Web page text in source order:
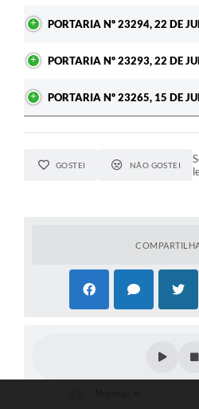
PORTARIA Nº 23294, 22 DE
PORTARIA Nº 23293, 22 DE
PORTARIA Nº 23265, 15 DE
GOSTEI NÃO GOSTEI